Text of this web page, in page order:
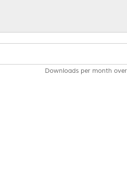
Downloads per month